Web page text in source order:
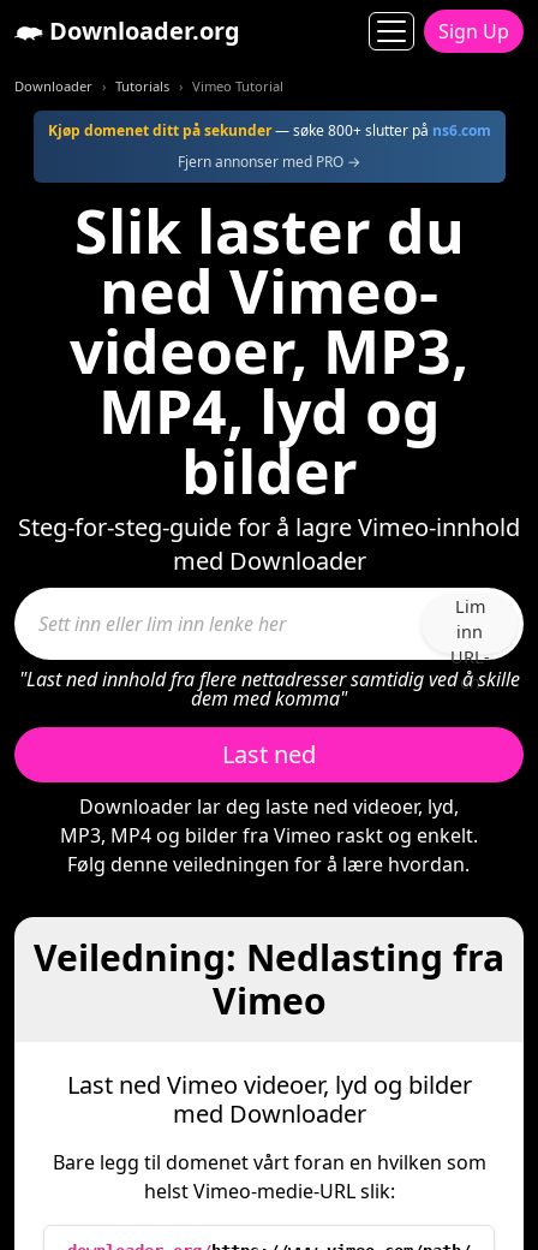
Downloader.org Sign Up
Downloader Tutorials Vimeo Tutorial
Kjøp domenet ditt på sekunder— søke 800+ slutter på ns6.com
Fjern annonser med PRO →
Slik laster du
ned Vimeo-
videoer, MP3,
MP4, lyd og
bilder
Steg-for-steg-guide for å lagre Vimeo-innhold
med Downloader
Lim
inn
URL-
en
"Last ned innhold fra flere nettadresser samtidig ved å skille
dem med komma"
Last ned
Downloader lar deg laste ned videoer, lyd,
MP3, MP4 og bilder fra Vimeo raskt og enkelt.
Følg denne veiledningen for å lære hvordan.
Veiledning: Nedlasting fra
Vimeo
Last ned Vimeo videoer, lyd og bilder
med Downloader
Bare legg til domenet vårt foran en hvilken som
helst Vimeo-medie-URL slik: